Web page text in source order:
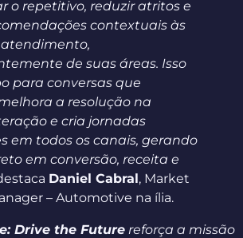
o repetitivo, reduzir atritos e
contextuais às
de suas áreas. Isso
para conversas que
a resolução na
e cria jornadas
em todos os canais, gerando
em conversão, receita e
Daniel Cabral, Market
– Automotive na ília.
Drive the Future reforça a missão